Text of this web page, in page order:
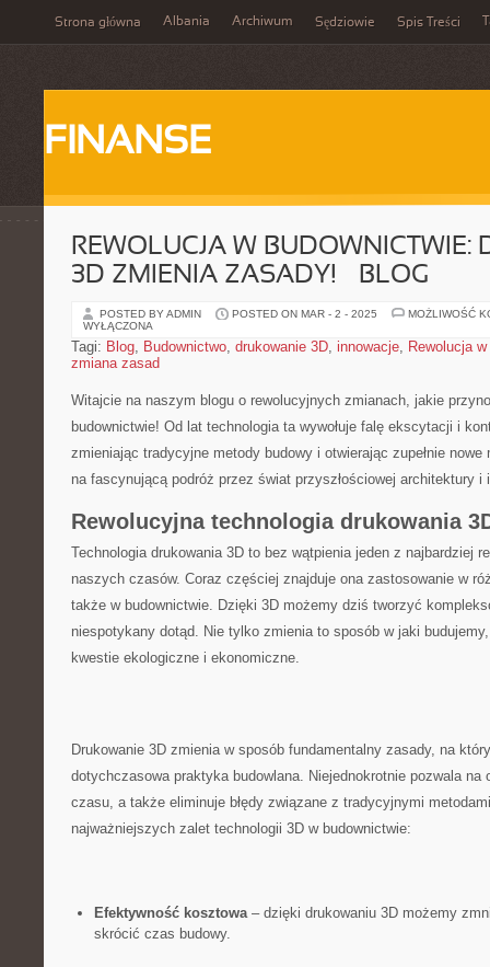
Strona główna Albania Archiwum Sędziowie Spis Treści
FINANSE
REWOLUCJA W BUDOWNICTWIE:
3D ZMIENIA ZASADY! – BLOG
POSTED BY ADMIN POSTED ON MAR - 2 - 2025
MOŻLIWOŚĆ
WYŁĄCZONA
Tagi: Blog, Budownictwo, drukowanie 3D, innowacje, Rewolucja
zmiana zasad
Witajcie na naszym blogu o rewolucyjnych zmianach, jakie
budownictwie! Od lat technologia ta⁢ wywołuje falę​ ekscytacji ‍i
zmieniając tradycyjne metody budowy i otwierając zupełnie
na fascynującą podróż przez świat przyszłościowej architektury i
Rewolucyjna technologia​ drukowania
Technologia drukowania 3D to bez wątpienia jeden z‍ najbardziej
naszych czasów. Coraz częściej znajduje ona zastosowanie w
także w budownictwie. Dzięki 3D możemy dziś​ tworzyć‌
niespotykany dotąd. Nie tylko zmienia⁤ to sposób w jaki
kwestie ekologiczne i ekonomiczne.
Drukowanie 3D zmienia w sposób fundamentalny zasady, na⁤
dotychczasowa praktyka budowlana. ‍Niejednokrotnie pozwala na⁤
czasu, a także eliminuje błędy‌ związane ⁤z tradycyjnymi
najważniejszych zalet technologii 3D w⁣ budownictwie:
Efektywność kosztowa– ⁤dzięki drukowaniu⁤ 3D‌ możemy
skrócić czas budowy.